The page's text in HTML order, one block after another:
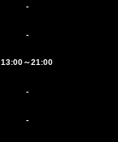
-
-
13:00～21:00
-
-